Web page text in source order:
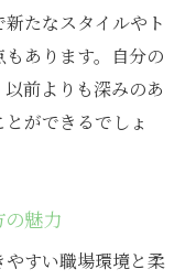
チャンス！ブラ
特徴
のポイント
職
コツ
たなスタイルやト
あります。自分の
前よりも深みのあ
ができるでしょ
魅力
すい職場環境と柔